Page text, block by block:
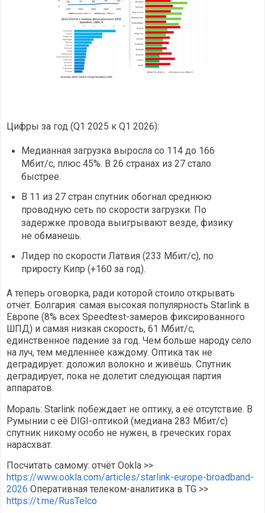
Цифры за год (Q1 2025 к Q1 2026):
Медианная загрузка выросла со 114 до 166
Мбит/с, плюс 45%. В 26 странах из 27 стало
быстрее.
В 11 из 27 стран спутник обогнал среднюю
проводную сеть по скорости загрузки. По
задержке провода выигрывают везде, физику
не обманешь.
Лидер по скорости Латвия (233 Мбит/с), по
приросту Кипр (+160 за год).
А теперь оговорка, ради которой стоило открывать
отчёт. Болгария: самая высокая популярность Starlink в
Европе (8% всех Speedtest-замеров фиксированного
ШПД) и самая низкая скорость, 61 Мбит/с,
единственное падение за год. Чем больше народу село
на луч, тем медленнее каждому. Оптика так не
деградирует: доложил волокно и живёшь. Спутник
деградирует, пока не долетит следующая партия
аппаратов.
Мораль: Starlink побеждает не оптику, а её отсутствие. В
Румынии с её DIGI-оптикой (медиана 283 Мбит/с)
спутник никому особо не нужен, в греческих горах
нарасхват.
Посчитать самому: отчёт Ookla >>
https://www.ookla.com/articles/starlink-europe-broadband-
2026 Оперативная телеком-аналитика в TG >>
https://t.me/RusTelco